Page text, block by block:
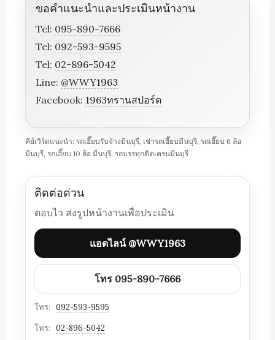
ขอคำแนะนำและประเมินหน้างาน
Tel: 095-890-7666
Tel: 092-593-9595
Tel: 02-896-5042
Line: @WWY1963
Facebook: 1963ทรานสปอร์ต
คีย์เวิร์ดแนะนำ: รถเฮี๊ยบรับจ้างมีนบุรี, เช่ารถเฮี๊ยบมีนบุรี, รถเฮี๊ยบ 6 ล้อ
มีนบุรี, รถเฮี๊ยบ 10 ล้อ มีนบุรี, รถบรรทุกติดเครนมีนบุรี
ติดต่อด่วน
ตอบไว ส่งรูปหน้างานเพื่อประเมิน
แอดไลน์ @WWY1963
โทร 095-890-7666
โทร: 092-593-9595
โทร: 02-896-5042